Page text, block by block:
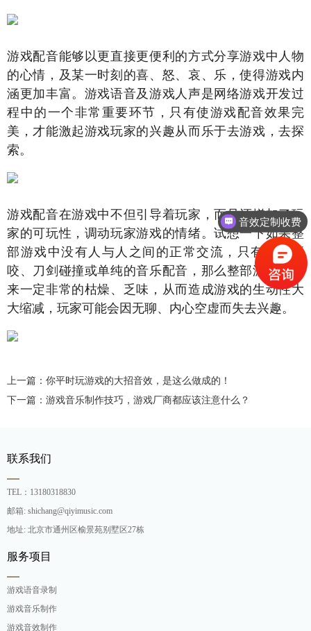
游戏配音能够以更直接更便利的方式分享游戏中人物
的心情，及某一时刻的喜、怒、哀、乐，使得游戏内
涵更加丰富。游戏语音及游戏人声是网络游戏开发过
程中的一个非常重要环节，只有使游戏配音效果完
美，才能激起游戏玩家的兴趣从而乐于去游戏，去探
索。
游戏配音在游戏中不但引导着玩家，而且还增加了玩
家的可玩性，调动玩家游戏的情绪。试想一下如果整
部游戏中没有人与人之间的正常交流，只有怪兽撕
咬、刀剑碰撞或单纯的音乐配音，那么整部游戏听起
来一定非常的枯燥、乏味，从而造成游戏的生动性大
大缩减，玩家可能会因无聊、内心空虚而失去兴趣。
上一篇：你平时玩游戏的大招音效，是这么做成的！
下一篇：游戏音乐制作技巧，游戏厂商都应该注意什么？
联系我们
TEL：13180318830
邮箱: shichang@qiyimusic.com
地址: 北京市通州区榆景苑别墅区27栋
服务项目
游戏语音录制
游戏音乐制作
游戏音效制作
音效定制收费